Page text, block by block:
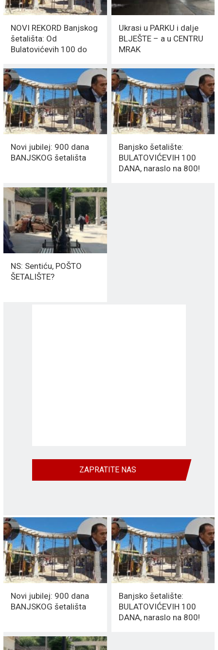
NOVI REKORD Banjskog
šetališta: Od
Bulatovićevih 100 do
Ukrasi u PARKU i dalje
BLJEŠTE – a u CENTRU
MRAK
Novi jubilej: 900 dana
BANJSKOG šetališta
Banjsko šetalište:
BULATOVIĆEVIH 100
DANA, naraslo na 800!
NS: Sentiću, POŠTO
ŠETALIŠTE?
ZAPRATITE NAS
Novi jubilej: 900 dana
BANJSKOG šetališta
Banjsko šetalište:
BULATOVIĆEVIH 100
DANA, naraslo na 800!